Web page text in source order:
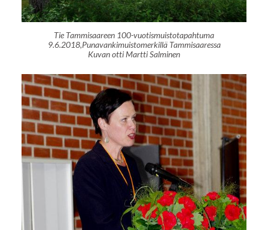
Tie Tammisaareen 100-vuotismuistotapahtuma
9.6.2018,Punavankimuistomerkillä Tammisaaressa
Kuvan otti Martti Salminen